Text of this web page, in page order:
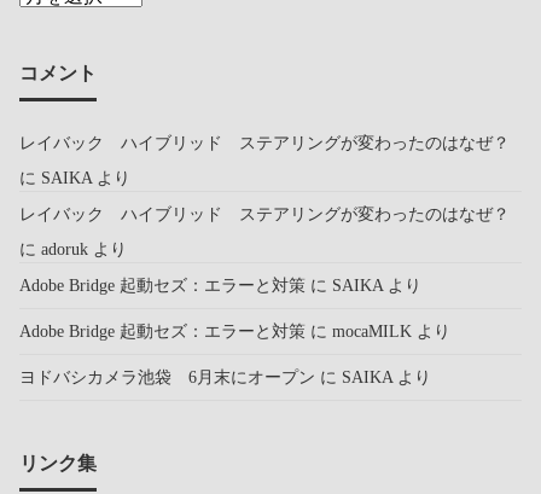
コメント
レイバック ハイブリッド ステアリングが変わったのはなぜ？
に SAIKA より
レイバック ハイブリッド ステアリングが変わったのはなぜ？
に adoruk より
Adobe Bridge 起動セズ：エラーと対策 に SAIKA より
Adobe Bridge 起動セズ：エラーと対策 に mocaMILK より
ヨドバシカメラ池袋 6月末にオープン に SAIKA より
リンク集